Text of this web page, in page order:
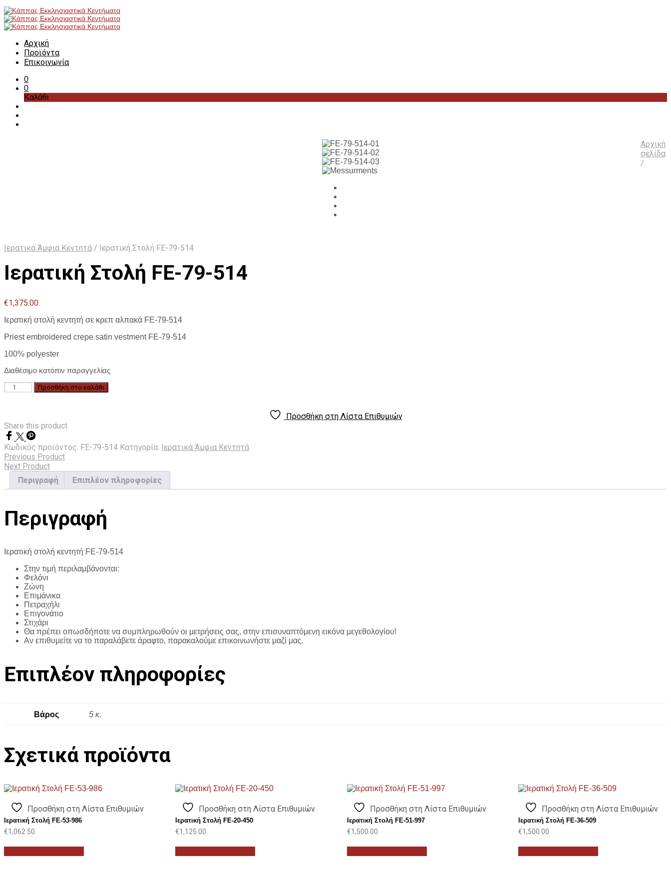
Αρχική
Προϊόντα
Επικοινωνία
0
0
Καλάθι
Αρχική
σελίδα
/
Ιερατικά Άμφια Κεντητά / Ιερατική Στολή FE-79-514
Ιερατική Στολή FE-79-514
€1,375.00
Ιερατική στολή κεντητή σε κρεπ αλπακά FE-79-514
Priest embroidered crepe satin vestment FE-79-514
100% polyester
Διαθέσιμο κατόπιν παραγγελίας
Ιερατική
Στολή
514
ποσότητα
Προσθήκη στο καλάθι
Προσθήκη στη Λίστα Επιθυμιών
Share this product
Κωδικός προϊόντος: FE-79-514 Κατηγορία: Ιερατικά Άμφια Κεντητά
Previous Product
Next Product
Περιγραφή
Επιπλέον πληροφορίες
Περιγραφή
Ιερατική στολή κεντητή FE-79-514
Στην τιμή περιλαμβάνονται:
Φελόνι
Ζώνη
Επιμάνικα
Πετραχήλι
Επιγονάτιο
Στιχάρι
Θα πρέπει οπωσδήποτε να συμπληρωθούν οι μετρήσεις σας, στην επισυναπτόμενη εικόνα μεγεθολογίου!
Αν επιθυμείτε να το παραλάβετε άραφτο, παρακαλούμε επικοινωνήστε μαζί μας.
Επιπλέον πληροφορίες
Βάρος 5 κ.
Σχετικά προϊόντα
Προσθήκη στη Λίστα Επιθυμιών
Ιερατική Στολή FE-53-986
€1,062.50
Προσθήκη στη Λίστα Επιθυμιών
Ιερατική Στολή FE-20-450
€1,125.00
Προσθήκη στη Λίστα Επιθυμιών
Ιερατική Στολή FE-51-997
€1,500.00
Προσθήκη στη Λίστα Επιθυμιών
Ιερατική Στολή FE-36-509
€1,500.00